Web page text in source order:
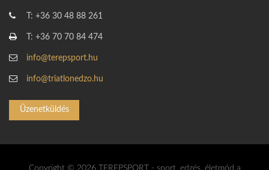
T: +36 30 48 88 261
T: +36 70 70 84 474
info@terepsport.hu
info@triatlonedzo.hu
Üzenetküldés
Copyright © 2026 TEREPSPORT - sport, edzés, életmód a